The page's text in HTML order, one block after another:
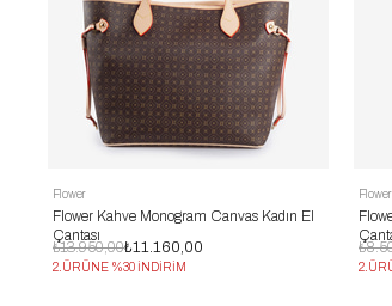
Flower
Flower Kahve Monogram Canvas Kadın El
Çantası
₺11.160,00
₺13.950,00
2.ÜRÜNE %30 İNDİRİM
Flower